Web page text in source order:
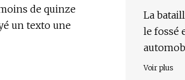
de quinze
un texto une
La
le fossé
Voir plus